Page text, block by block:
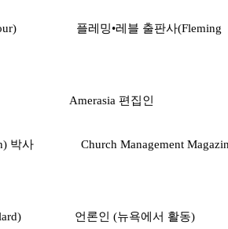
플레밍•레블 출판사(Fleming
Amerasia 편집인
박사 Church Management
Villard) 언론인 (뉴욕에서 활동)